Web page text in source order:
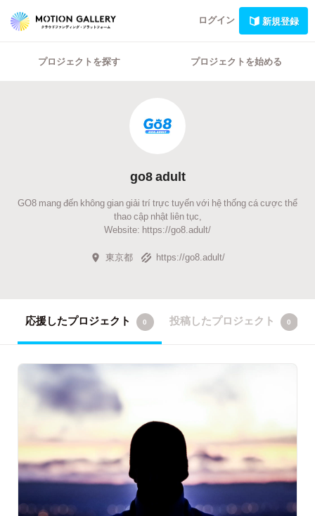
ログイン 新規登録
プロジェクトを探す プロジェクトを始める
go8 adult
GO8 mang đến không gian giải trí trực tuyến với hệ thống cá cược thể
thao cập nhật liên tục,
Website: https://go8.adult/
東京都 https://go8.adult/
応援したプロジェクト 0 投稿したプロジェクト 0